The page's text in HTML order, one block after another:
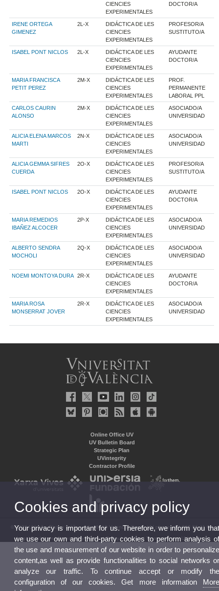
CIENCIES
EXPERIMENTALES
DOCTOR/A
IRENE ORTEGA
GIMENEZ
2L-X
DIDÁCTICA DE LES
CIENCIES
EXPERIMENTALES
PROFESOR/A
SUSTITUTO/A
ISABEL PONT NICLOS 2L-X
DIDÁCTICA DE LES
CIENCIES
EXPERIMENTALES
AYUDANTE
DOCTOR/A
MARIA FRANCISCA
PETIT PEREZ
2M-X
DIDÁCTICA DE LES
CIENCIES
EXPERIMENTALES
PROF.
PERMANENTE
LABORAL PPL
CARLOS CAURIN
ALONSO
2M-X
DIDÁCTICA DE LES
CIENCIES
EXPERIMENTALES
ASOCIADO/A
UNIVERSIDAD
ALICIA ELENA MARCOS
MARTI
2N-X
DIDÁCTICA DE LES
CIENCIES
EXPERIMENTALES
ASOCIADO/A
UNIVERSIDAD
ALICIA GEMMA SIFRES
CUERDA
2O-X
DIDÁCTICA DE LES
CIENCIES
EXPERIMENTALES
PROFESOR/A
SUSTITUTO/A
ISABEL PONT NICLOS 2O-X
DIDÁCTICA DE LES
CIENCIES
EXPERIMENTALES
AYUDANTE
DOCTOR/A
MARIA REMEDIOS
IBAÑEZ ALCOCER
2P-X
DIDÁCTICA DE LES
CIENCIES
EXPERIMENTALES
ASOCIADO/A
UNIVERSIDAD
ALBERTO SENDRA
MOCHOLI
2Q-X
DIDÁCTICA DE LES
CIENCIES
EXPERIMENTALES
ASOCIADO/A
UNIVERSIDAD
NOEMI MONTOYA DURA 2R-X
DIDÁCTICA DE LES
CIENCIES
EXPERIMENTALES
AYUDANTE
DOCTOR/A
MARIA ROSA
MONSERRAT JOVER
2R-X
DIDÁCTICA DE LES
CIENCIES
EXPERIMENTALES
ASOCIADO/A
UNIVERSIDAD
Online Office UV
UV Bulletin Board
Strategic Plan
UVintegrity
Contractor Profile
© 2026 UV. - Av. Blasco Ibáñez, 13. 46010 Valencia. Spain. UV phone +34 963 86 41 00
Legal Disclaimer|Accessibility|Privacy Policy|Cookies| Transparency|UV Mailbox
Cookies and privacy policy
Your privacy is important for us. Therefore, we inform you
we use our own and third-party cookies to perform analysis
the use and measurement of our website in order to
content,as well as provide functionalities to social networks
analyze our traffic. To continue accept or modify
configuration of our cookies. Get more information